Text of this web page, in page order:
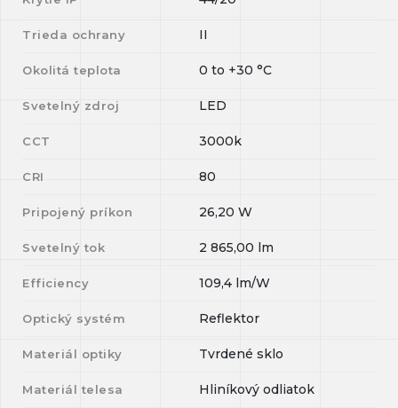
Trieda ochrany II
Okolitá teplota 0 to +30 °C
Svetelný zdroj LED
CCT 3000k
CRI 80
Pripojený príkon 26,20 W
Svetelný tok 2 865,00 lm
Efficiency 109,4 lm/W
Optický systém Reflektor
Materiál optiky Tvrdené sklo
Materiál telesa Hliníkový odliatok